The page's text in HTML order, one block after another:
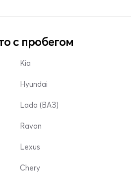
с пробегом
Kia
Hyundai
Lada (ВАЗ)
Ravon
Lexus
Chery